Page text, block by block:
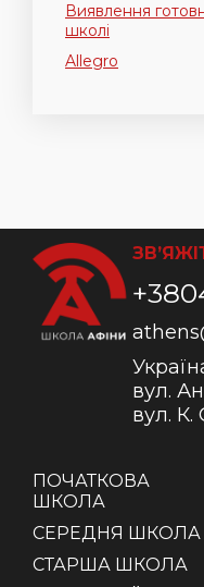
Виявлення
школі
Allegro
ПОЧАТКОВА
ШКОЛА
СЕРЕДНЯ ШКОЛА
СТАРША ШКОЛА
вул.
вул. К.